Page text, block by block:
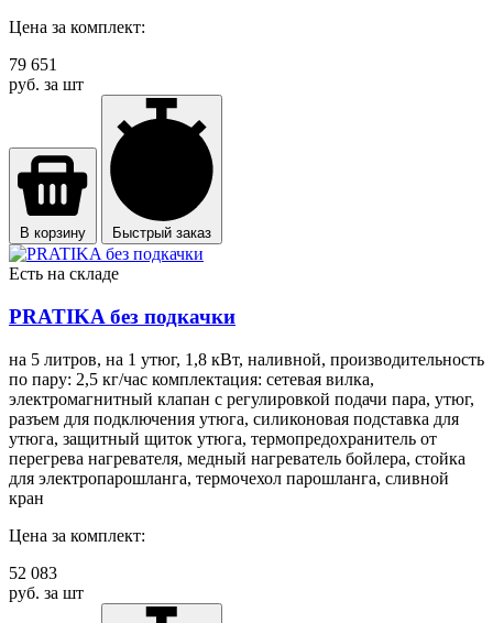
Цена за комплект:
79 651
руб. за шт
В корзину Быстрый заказ
Есть на складе
PRATIKA без подкачки
на 5 литров, на 1 утюг, 1,8 кВт, наливной, производительность
по пару: 2,5 кг/час комплектация: сетевая вилка,
электромагнитный клапан с регулировкой подачи пара, утюг,
разъем для подключения утюга, силиконовая подставка для
утюга, защитный щиток утюга, термопредохранитель от
перегрева нагревателя, медный нагреватель бойлера, стойка
для электропарошланга, термочехол парошланга, сливной
кран
Цена за комплект:
52 083
руб. за шт